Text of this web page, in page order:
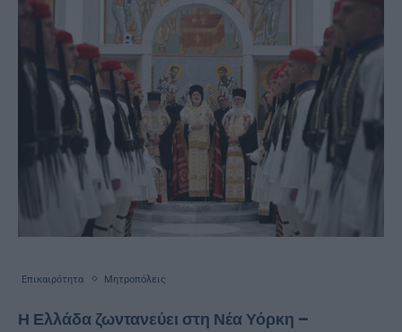
Επικαιρότητα Μητροπόλεις
Η Ελλάδα ζωντανεύει στη Νέα Υόρκη –